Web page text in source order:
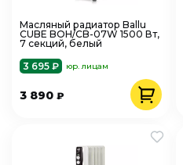
Масляный радиатор Ballu
CUBE BOH/CB-07W 1500 Вт,
7 секций, белый
3 695 ₽
юр. лицам
3 890 ₽